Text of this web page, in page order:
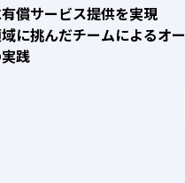
有償サービス提供を実現
に挑んだチームによるオー
践